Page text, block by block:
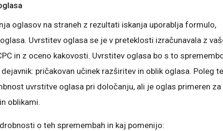
oglasov na straneh z rezultati iskanja uporablja formulo,
Uvrstitev oglasa se je v preteklosti izračunavala z
in z oceno kakovosti. Uvrstitev oglasa bo s to
pričakovan učinek razširitev in oblik oglasa. Poleg
uvrstitve oglasa pri določanju, ali je oglas primeren za
oblikami.
o teh spremembah in kaj pomenijo: